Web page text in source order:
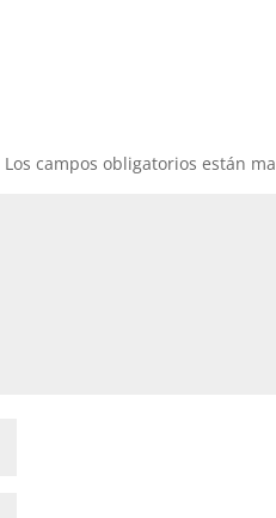
Los campos obligatorios están